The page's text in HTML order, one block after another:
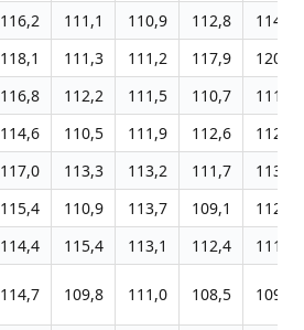
116,2 111,1 110,9 112,8
114,9
118,1 111,3 111,2 117,9
120,5
116,8 112,2 111,5 110,7
111,9
114,6 110,5 111,9 112,6
112,9
117,0 113,3 113,2 111,7
113,4
115,4 110,9 113,7 109,1
112,7
114,4 115,4 113,1 112,4
111,8
114,7 109,8 111,0 108,5 109,6